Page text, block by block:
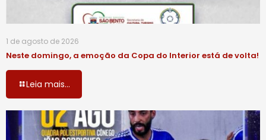
1 de agosto de 2026
Neste domingo, a emoção da Copa do Interior está de volta!
Leia mais...